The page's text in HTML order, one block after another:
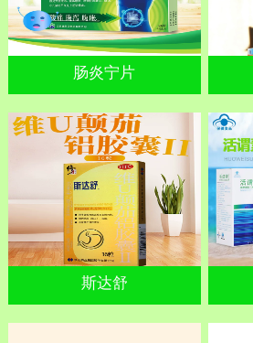
肠炎宁片
斯达舒